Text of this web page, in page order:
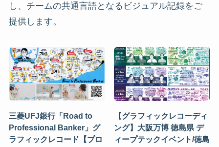
し、チームの共通言語となるビジュアル記録をご
提供します。
三菱UFJ銀行「Road to
Professional Banker」グ
ラフィックレコード【プロ
【グラフィックレコーディ
ング】大阪万博 徳島県 デ
ィープテックイベント/徳島